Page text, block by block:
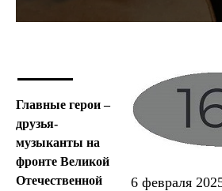
Главные герои –
друзья-
музыканты на
фронте Великой
Отечественной
6 февраля